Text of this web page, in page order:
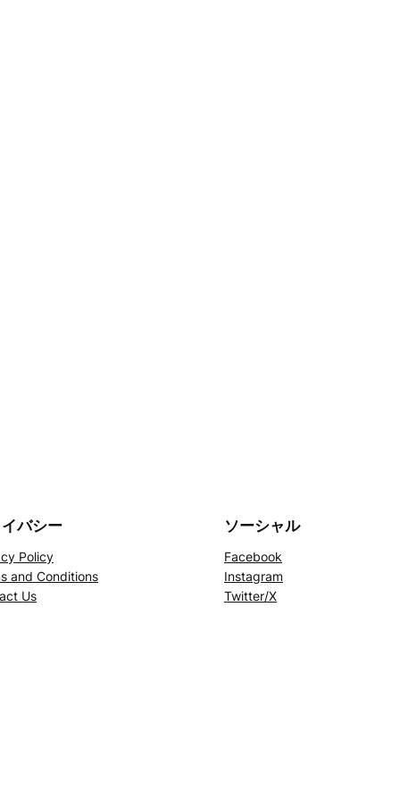
バシー
Policy
and Conditions
Us
ソーシャル
Facebook
Instagram
Twitter/X